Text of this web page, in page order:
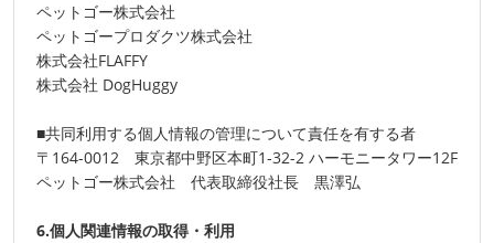
ペットゴー株式会社
ペットゴープロダクツ株式会社
株式会社FLAFFY
株式会社 DogHuggy
■共同利用する個人情報の管理について責任を有する者
〒164-0012 東京都中野区本町1-32-2 ハーモニータワー12F
ペットゴー株式会社 代表取締役社長 黒澤弘
6.個人関連情報の取得・利用